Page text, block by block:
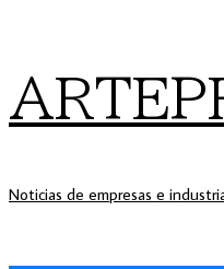
Noticias de empresas e